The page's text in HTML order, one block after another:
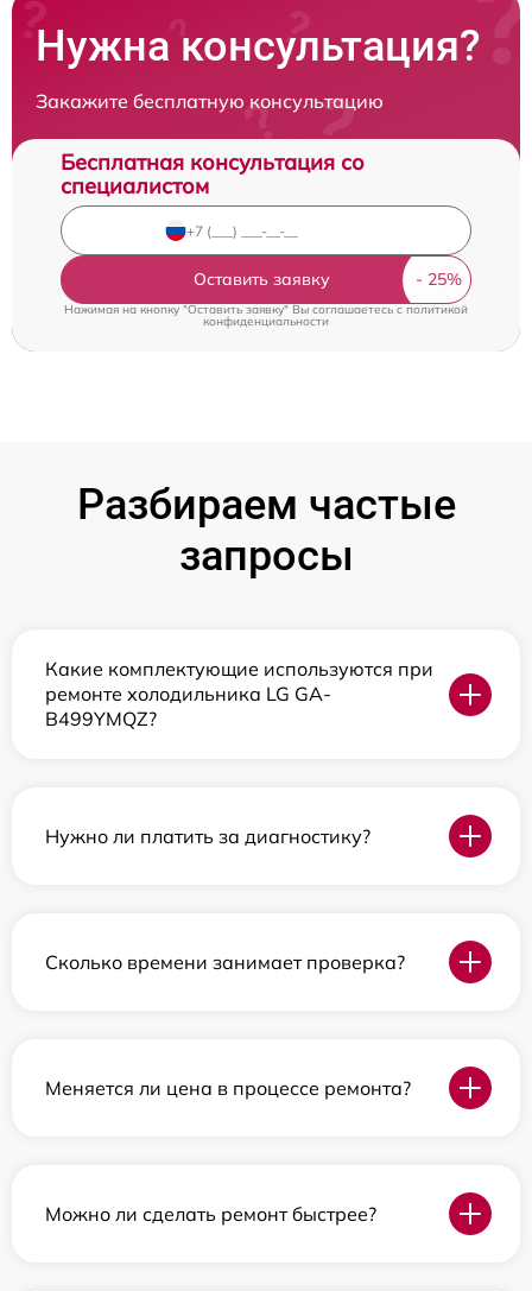
Нужна консультация?
Закажите бесплатную консультацию
Бесплатная консультация со
специалистом
Оставить заявку
Нажимая на кнопку "Оставить заявку" Вы соглашаетесь cполитикой
конфиденциальности
Разбираем частые
запросы
Какие комплектующие используются при
ремонте холодильника LG GA-
B499YMQZ?
Нужно ли платить за диагностику?
Сколько времени занимает проверка?
Меняется ли цена в процессе ремонта?
Можно ли сделать ремонт быстрее?